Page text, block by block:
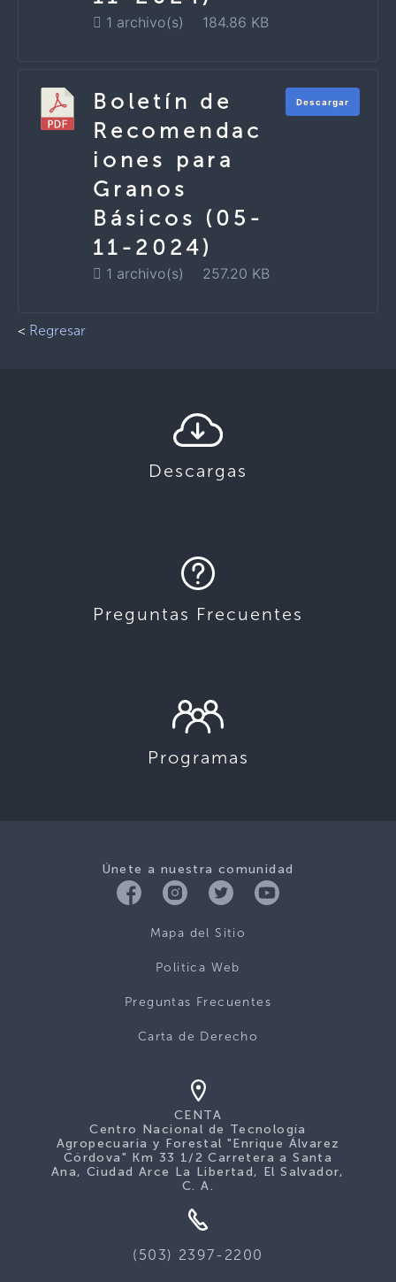
1 archivo(s) 184.86 KB
Boletín de
Recomendac
iones para
Granos
Básicos (05-
11-2024)
1 archivo(s) 257.20 KB
Descargar
< Regresar
Descargas
Preguntas Frecuentes
Programas
Únete a nuestra comunidad
Mapa del Sitio
Politica Web
Preguntas Frecuentes
Carta de Derecho
CENTA
Centro Nacional de Tecnología
Agropecuaria y Forestal "Enrique Álvarez
Córdova" Km 33 1/2 Carretera a Santa
Ana, Ciudad Arce La Libertad, El Salvador,
C. A.
(503) 2397-2200